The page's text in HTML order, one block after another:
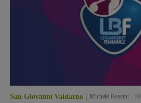
San Giovanni Valdarno Michele Bossini